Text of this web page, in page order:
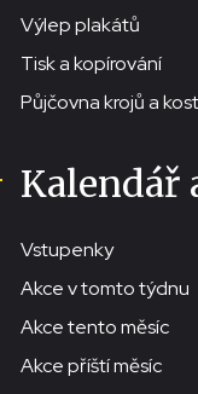
Výlep plakátů
Tisk a kopírování
Půjčovna krojů a
Kalendář
Vstupenky
Akce v tomto týdnu
Akce tento měsíc
Akce příští měsíc